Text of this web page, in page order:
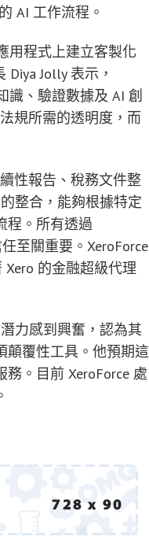
AI 工作流程。
用程式上建立客製化
Jolly 表示，
識、驗證數據及 AI 創
規所需的透明度，而
性報告、稅務文件整
整合，能夠根據特定
程。所有透過
至關重要。XeroForce
Xero 的金融超級代理
力感到興奮，認為其
顛覆性工具。他預期這
。目前 XeroForce 處